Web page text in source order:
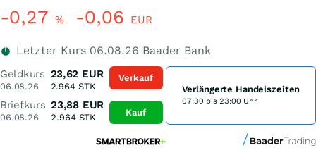
-0,27 % -0,06 EUR
Letzter Kurs 06.08.26 Baader Bank
Geldkurs
06.08.26
23,62 EUR
2.964STK
Briefkurs
06.08.26
23,88 EUR
2.964STK
Verkauf
Kauf
Verlängerte Handelszeiten
07:30 bis 23:00 Uhr